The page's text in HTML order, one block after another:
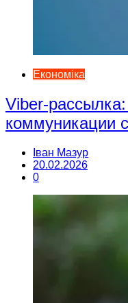
Економіка
Viber-
коммуникации
Іван Мазур
20.02.2026
0